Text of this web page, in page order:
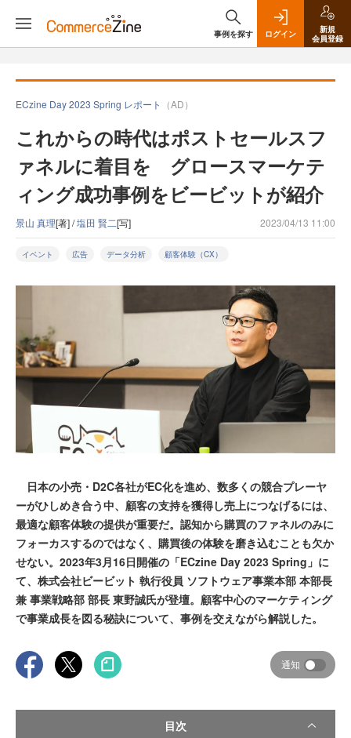
事例を探す ログイン
新規
会員登録
ECzine Day 2023 Spring レポート （AD）
これからの時代はポストセールスフ
ァネルに着目を グロースマーケテ
ィング成功事例をビービットが紹介
景山 真理[著] /塩田 賢二[写] 2023/04/13 11:00
イベント 広告 データ分析 顧客体験（CX）
日本の小売・D2C各社がEC化を進め、数多くの競合プレーヤ
ーがひしめき合う中、顧客の支持を獲得し売上につなげるには、
最適な顧客体験の提供が重要だ。認知から購買のファネルのみに
フォーカスするのではなく、購買後の体験を磨き込むことも欠か
せない。2023年3月16日開催の「ECzine Day 2023 Spring」に
て、株式会社ビービット 執行役員 ソフトウェア事業本部 本部長
兼 事業戦略部 部長 東野誠氏が登壇。顧客中心のマーケティング
で事業成長を図る秘訣について、事例を交えながら解説した。
通知
目次